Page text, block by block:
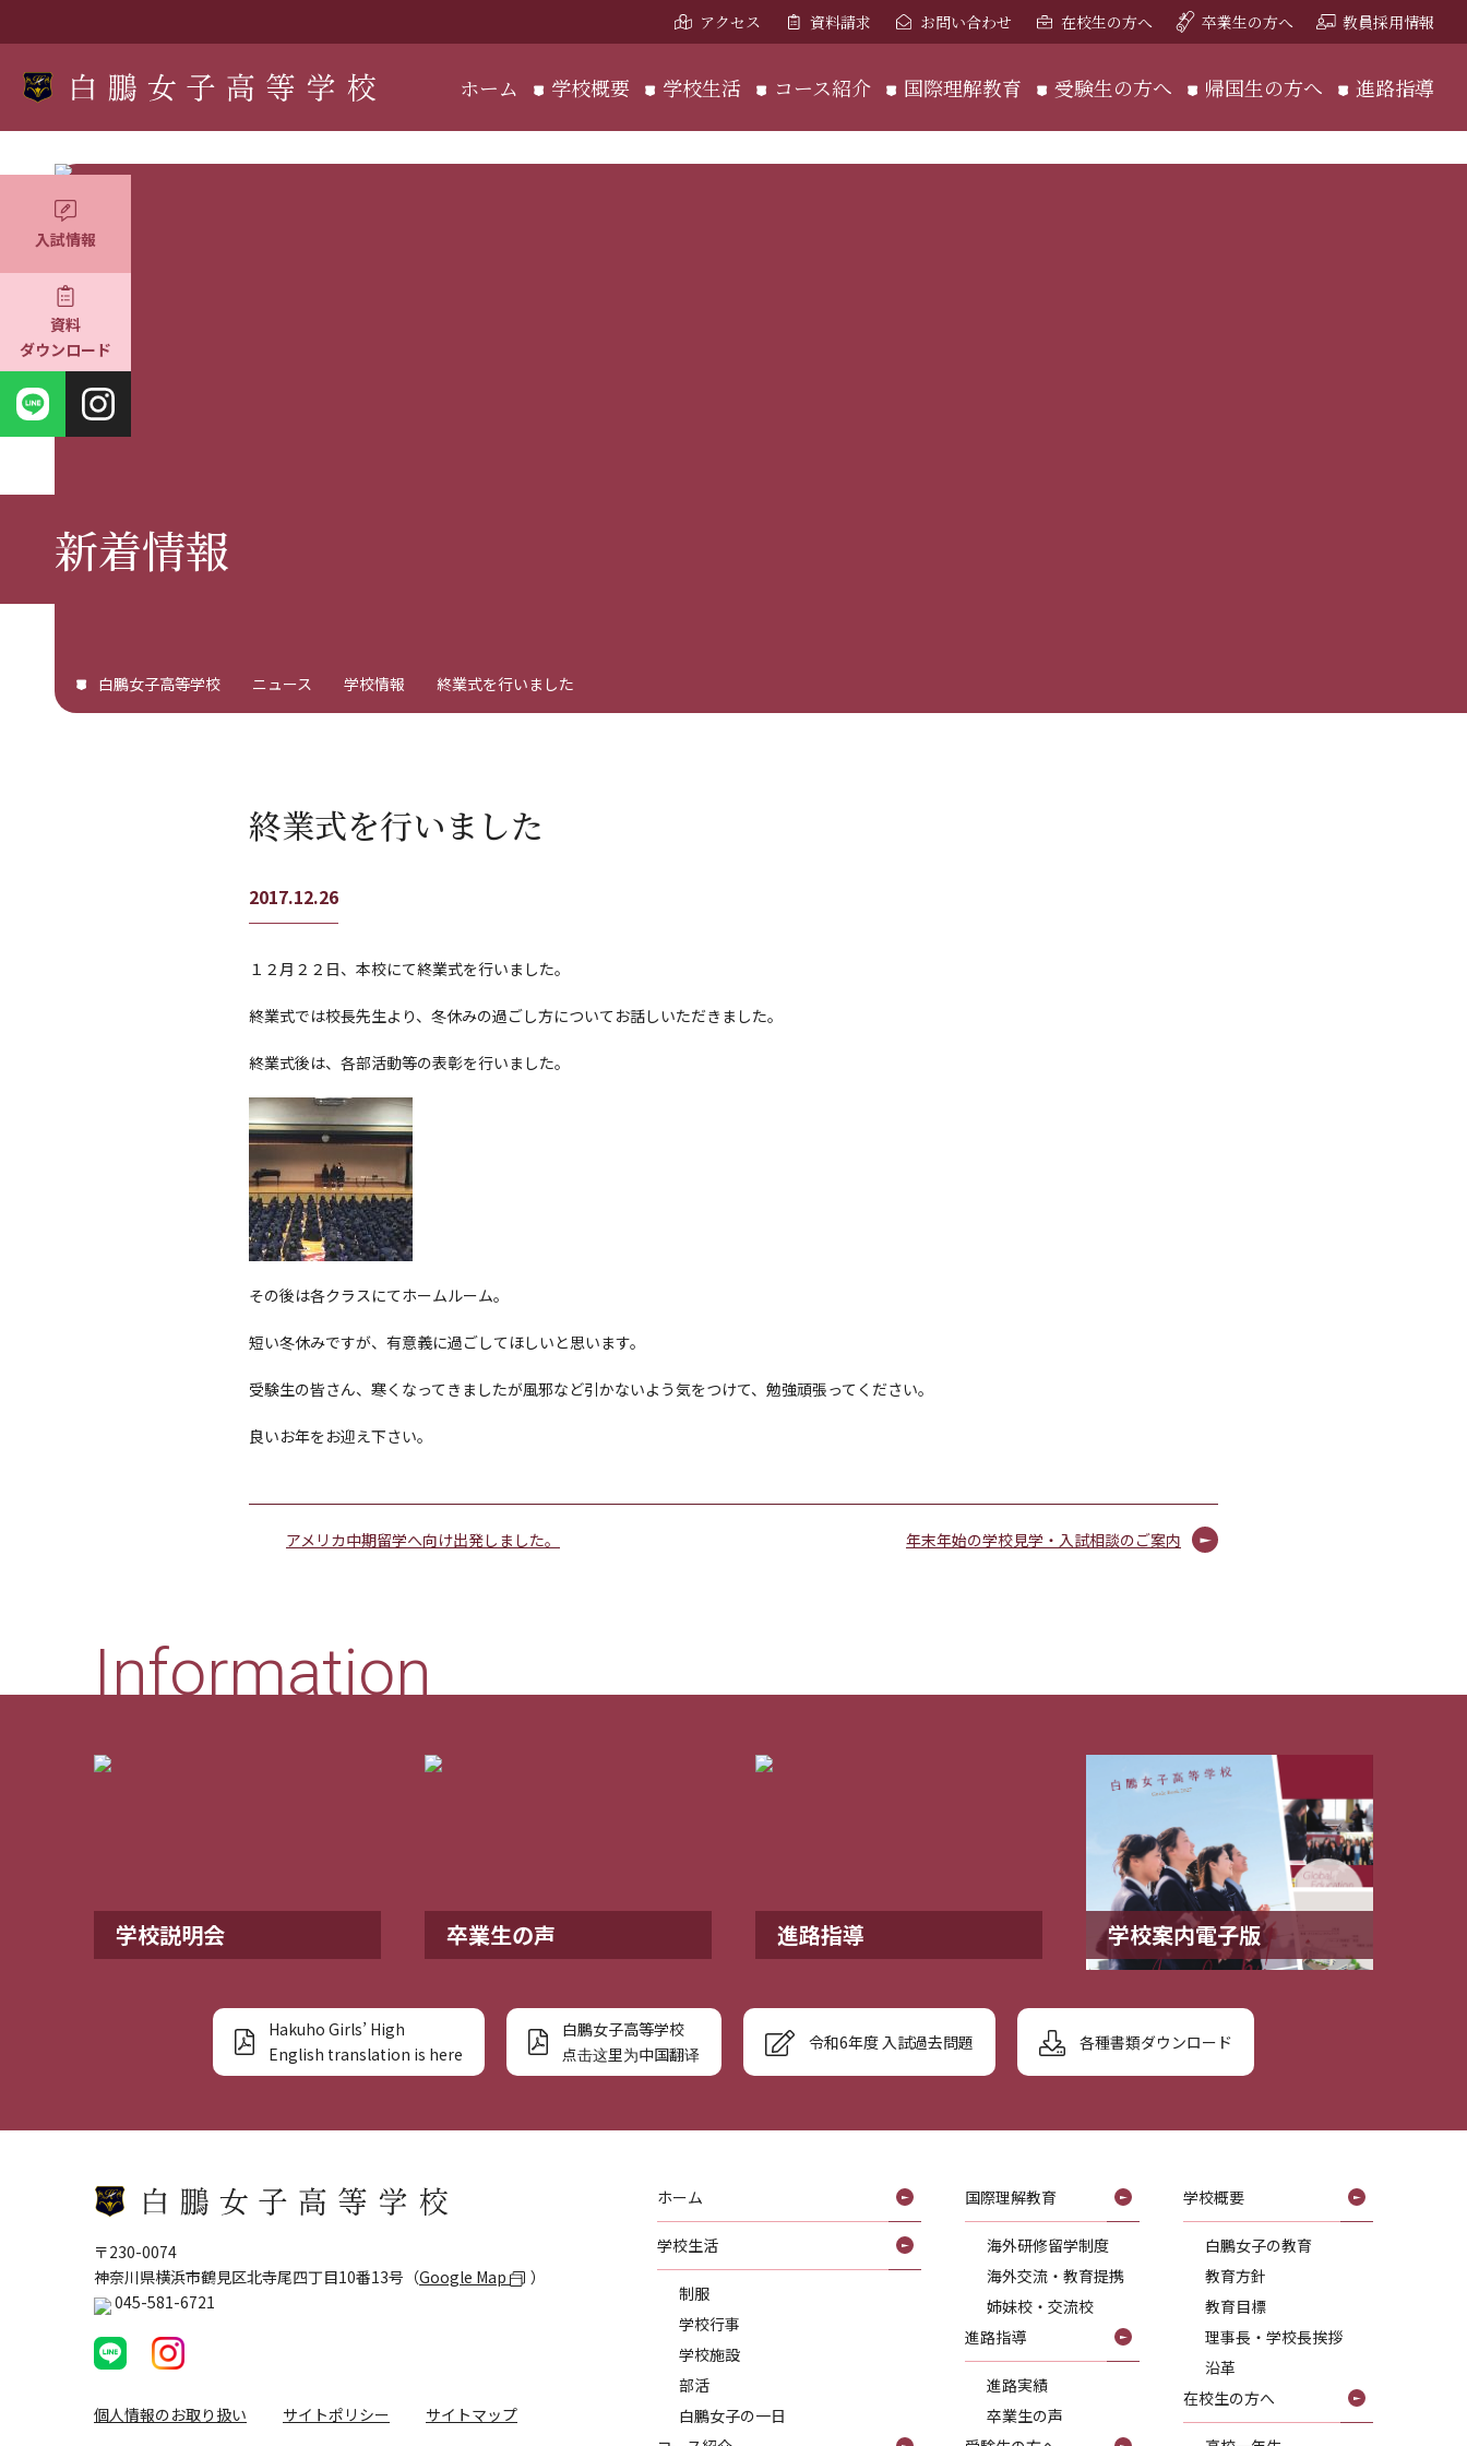
入試情報
資料
ダウンロード
アクセス 資料請求 お問い合わせ 在校生の方へ 卒業生の方へ 教員採用情報
ホーム 学校概要 学校生活 コース紹介 国際理解教育 受験生の方へ 帰国生の方へ 進路指導
新着情報
白鵬女子高等学校 ニュース 学校情報 終業式を行いました
終業式を行いました
2017.12.26
１２月２２日、本校にて終業式を行いました。
終業式では校長先生より、冬休みの過ごし方についてお話しいただきました。
終業式後は、各部活動等の表彰を行いました。
その後は各クラスにてホームルーム。
短い冬休みですが、有意義に過ごしてほしいと思います。
受験生の皆さん、寒くなってきましたが風邪など引かないよう気をつけて、勉強頑張ってください。
良いお年をお迎え下さい。
アメリカ中期留学へ向け出発しました。 年末年始の学校見学・入試相談のご案内
Information
学校説明会 卒業生の声 進路指導 学校案内電子版
Hakuho Girls’ High
English translation is here
白鵬女子高等学校
点击这里为中国翻译
令和6年度 入試過去問題 各種書類ダウンロード
〒230-0074
神奈川県横浜市鶴見区北寺尾四丁目10番13号（Google Map
）
045-581-6721
個人情報のお取り扱い サイトポリシー サイトマップ
ホーム
学校生活
制服
学校行事
学校施設
部活
白鵬女子の一日
国際理解教育
海外研修留学制度
海外交流・教育提携
姉妹校・交流校
進路指導
進路実績
卒業生の声
学校概要
白鵬女子の教育
教育方針
教育目標
理事長・学校長挨拶
沿革
在校生の方へ